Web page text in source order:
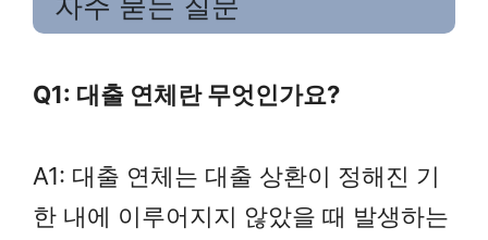
자주 묻는 질문
Q1: 대출 연체란 무엇인가요?
A1: 대출 연체는 대출 상환이 정해진 기
한 내에 이루어지지 않았을 때 발생하는